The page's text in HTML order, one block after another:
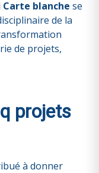
Carte blanche se
de la
de projets,
projets
à donner